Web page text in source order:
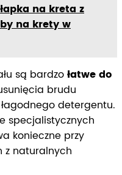
na kreta z
na krety w
są bardzołatwe do
brudu
detergentu.
specjalistycznych
konieczne przy
z naturalnych